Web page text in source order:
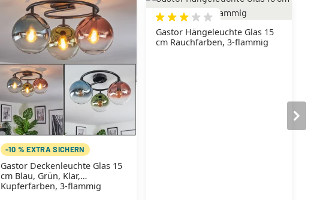
-10 % EXTRA SICHERN
Gastor Deckenleuchte Glas 15
cm Blau, Grün, Klar,
Kupferfarben, 3-flammig
Gastor Hängeleuchte Glas 15
cm Rauchfarben, 3-flammig